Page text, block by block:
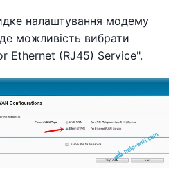
налаштування модему
можливість вибрати
Ethernet (RJ45) Service".